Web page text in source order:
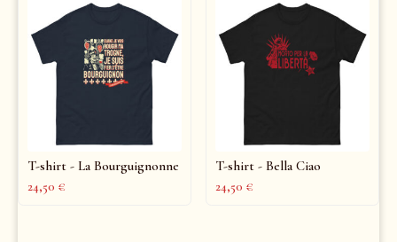
T-shirt - La Bourguignonne
24,50 €
T-shirt - Bella Ciao
24,50 €